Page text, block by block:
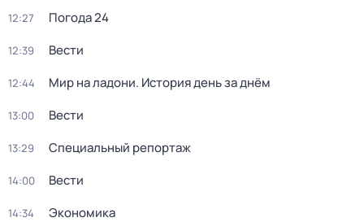
12:27 Погода 24
12:39 Вести
12:44 Мир на ладони. История день за днём
13:00 Вести
13:29 Специальный репортаж
14:00 Вести
14:34 Экономика